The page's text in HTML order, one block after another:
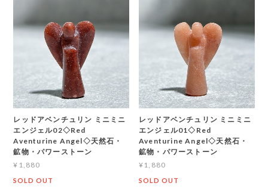
レッドアベンチュリン ミニミニ
エンジェル02◇Red
Aventurine Angel◇天然石・
鉱物・パワーストーン
¥1,880
SOLD OUT
レッドアベンチュリン ミニミニ
エンジェル01◇Red
Aventurine Angel◇天然石・
鉱物・パワーストーン
¥1,880
SOLD OUT